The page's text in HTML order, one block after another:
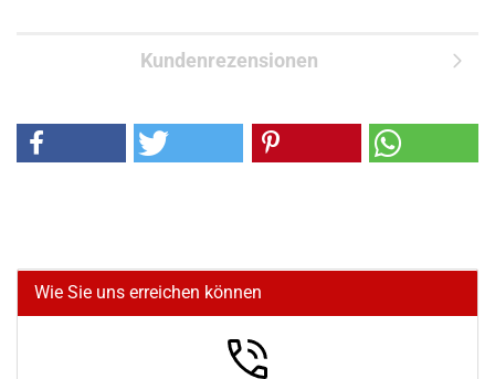
Kundenrezensionen
Wie Sie uns erreichen können